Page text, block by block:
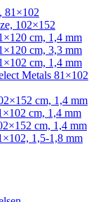
81×102
102×152
cm, 1,4 mm
cm, 3,3 mm
cm, 1,4 mm
Metals 81×102
cm, 1,4 mm
cm, 1,4 mm
cm, 1,4 mm
1,5-1,8 mm